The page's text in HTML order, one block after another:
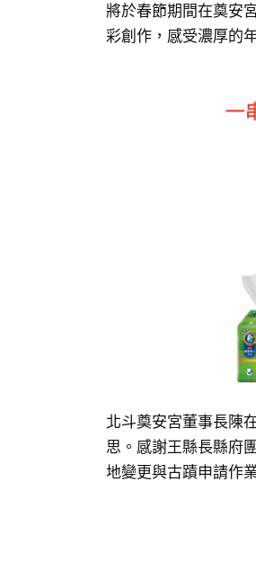
將於春節期間在奠安
彩創作，感受濃厚的
北斗奠安宮董事長陳
思。感謝王縣長縣府
地變更與古蹟申請作